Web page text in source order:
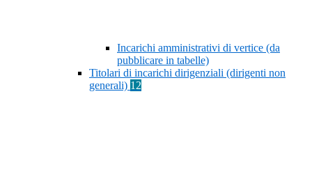
Incarichi amministrativi di vertice (da
pubblicare in tabelle)
Titolari di incarichi dirigenziali (dirigenti non
generali) 12